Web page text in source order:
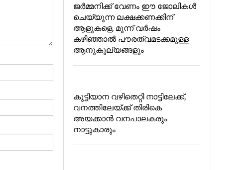
ജർമ്മനിക്ക് വേണം ഈ ജോലികൾ
ചെയ്യുന്ന ലക്ഷക്കണക്കിന്
ആളുകളെ, മൂന്ന് വർഷം
കഴിഞ്ഞാൽ പൗരത്വമടക്കമുള്ള
ആനുകൂല്യങ്ങളും
കുട്ടിയാന വഴിതെറ്റി നാട്ടിലേക്ക്,
വനത്തിലേയ്ക്ക് തിരികെ
അയക്കാൻ വനപാലകരും
നാട്ടുകാരും